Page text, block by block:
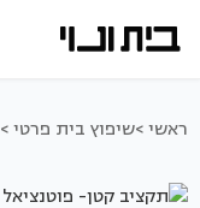
ראשי >שיפוץ בית פרטי >